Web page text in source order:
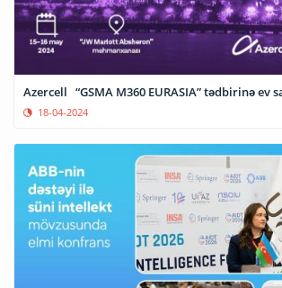
Azercell “GSMA M360 EURASIA” tədbirinə ev
18-04-2024